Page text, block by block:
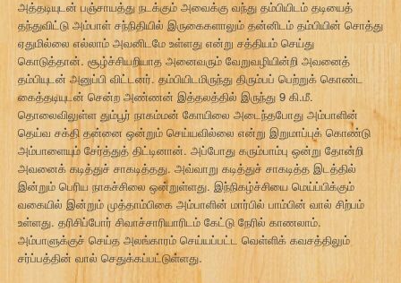
அத்தடியுடன் பஞ்சாயத்து நடக்கும் அவைக்கு வந்து தம்பியிடம் தடியைத்
தந்துவிட்டு அம்பாள் சந்நிதியில் இருகைகளாலும் தன்னிடம் தம்பியின் சொத்து
ஏதுமில்லை எல்லாம் அவனிடமே உள்ளது என்று சத்தியம் செய்து
கொடுத்தான். சூழ்ச்சியறியாத அனைவரும் வேறுவழியின்றி அவனைத்
தம்பியுடன் அனுப்பி விட்டனர். தம்பியிடமிருந்து திரும்பப் பெற்றுக் கொண்ட
கைத்தடியுடன் சென்ற அண்ணன் இத்தலத்தில் இருந்து 9 கி.மீ.
தொலைவிலுள்ள தும்பூர் நாகம்மன் கோயிலை அடைந்தபோது அம்பாளின்
தெய்வ சக்தி தன்னை ஒன்றும் செய்யவில்லை என்று இறுமாப்புக் கொண்டு
அம்பாளையும் சேர்த்துத் திட்டினான். அப்போது கரும்பாம்பு ஒன்று தோன்றி
அவனைக் கடித்துச் சாகடித்தது. அவ்வாறு கடித்துச் சாகடித்த இடத்தில்
இன்றும் பெரிய நாகச்சிலை ஒன்றுள்ளது. இந்நிகழ்ச்சியை மெய்ப்பிக்கும்
வகையில் இன்றும் முத்தாம்பிகை அம்பாளின் மார்பில் பாம்பின் வால் சிற்பம்
உள்ளது. தரிசிப்போர் சிவாச்சாரியாரிடம் கேட்டு நேரில் காணலாம்.
அம்பாளுக்குச் செய்த அலங்காரம் செய்யப்பட்ட வெள்ளிக் கவசத்திலும்
சர்ப்பத்தின் வால் செதுக்கப்பட்டுள்ளது.